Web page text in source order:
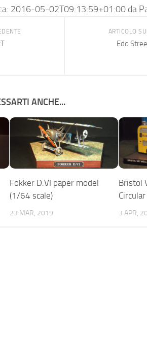
2016-05-02T09:13:59+01:00 da
ARTICOLO
Edo
ANCHE...
Fokker D.VI paper model
(1/64 scale)
23 MAR, 2019
Bristol
3 APR,